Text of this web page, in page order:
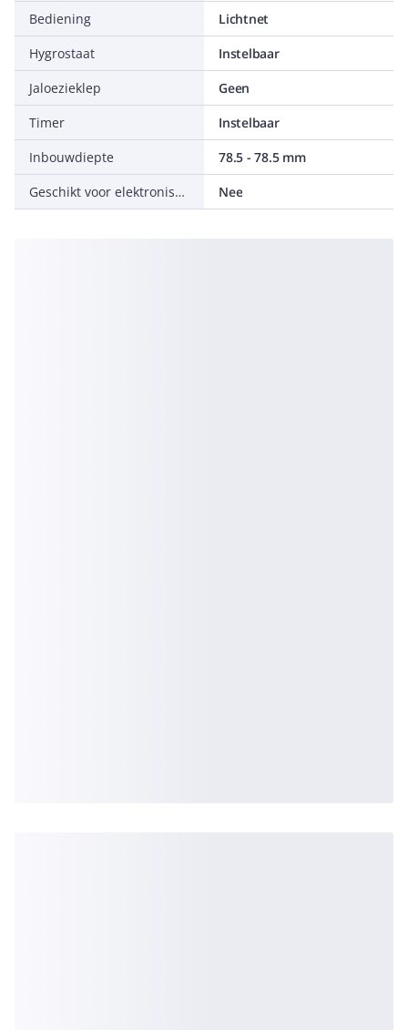
Bediening
Lichtnet
Hygrostaat
Instelbaar
Jaloezieklep
Geen
Timer
Instelbaar
Inbouwdiepte
78.5 - 78.5 mm
Geschikt voor elektronische regeling
Nee